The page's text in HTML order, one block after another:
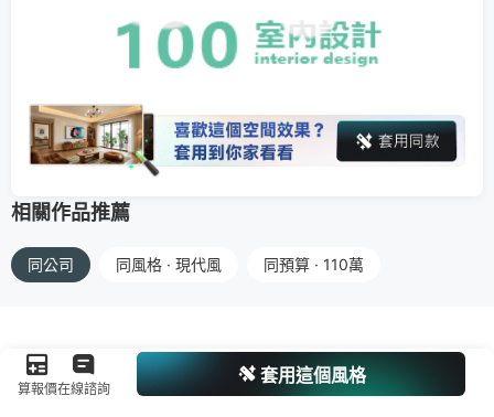
相關作品推薦
同公司 同風格 · 現代風 同預算 · 110萬
算報價在線諮詢
套用這個風格